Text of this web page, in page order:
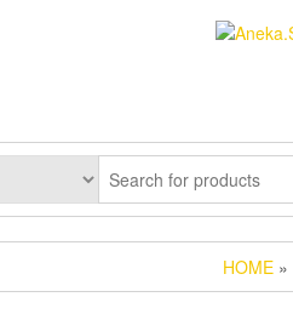
HOME »